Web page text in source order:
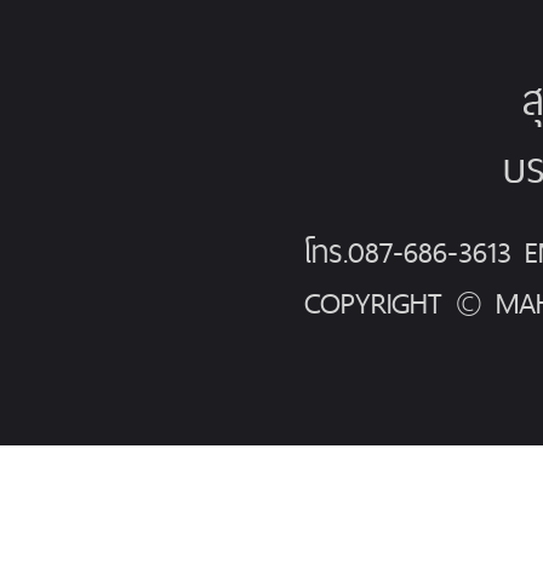
บ
โทร.087-686-3613
COPYRIGHT ©